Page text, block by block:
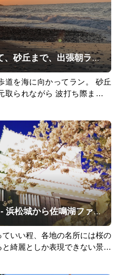
サンライズを目指して、砂丘まで、出張朝ラン(11km)
道を海に向かってラン。 砂丘
取られながら 波打ち際まで、
り占め できるステキなコース
出張ラン さくら見物 - 浜松城から佐鳴湖ファンラン
いい程、各地の名所には桜の
綺麗としか表現できない景観
名出世城と言われる浜松城で